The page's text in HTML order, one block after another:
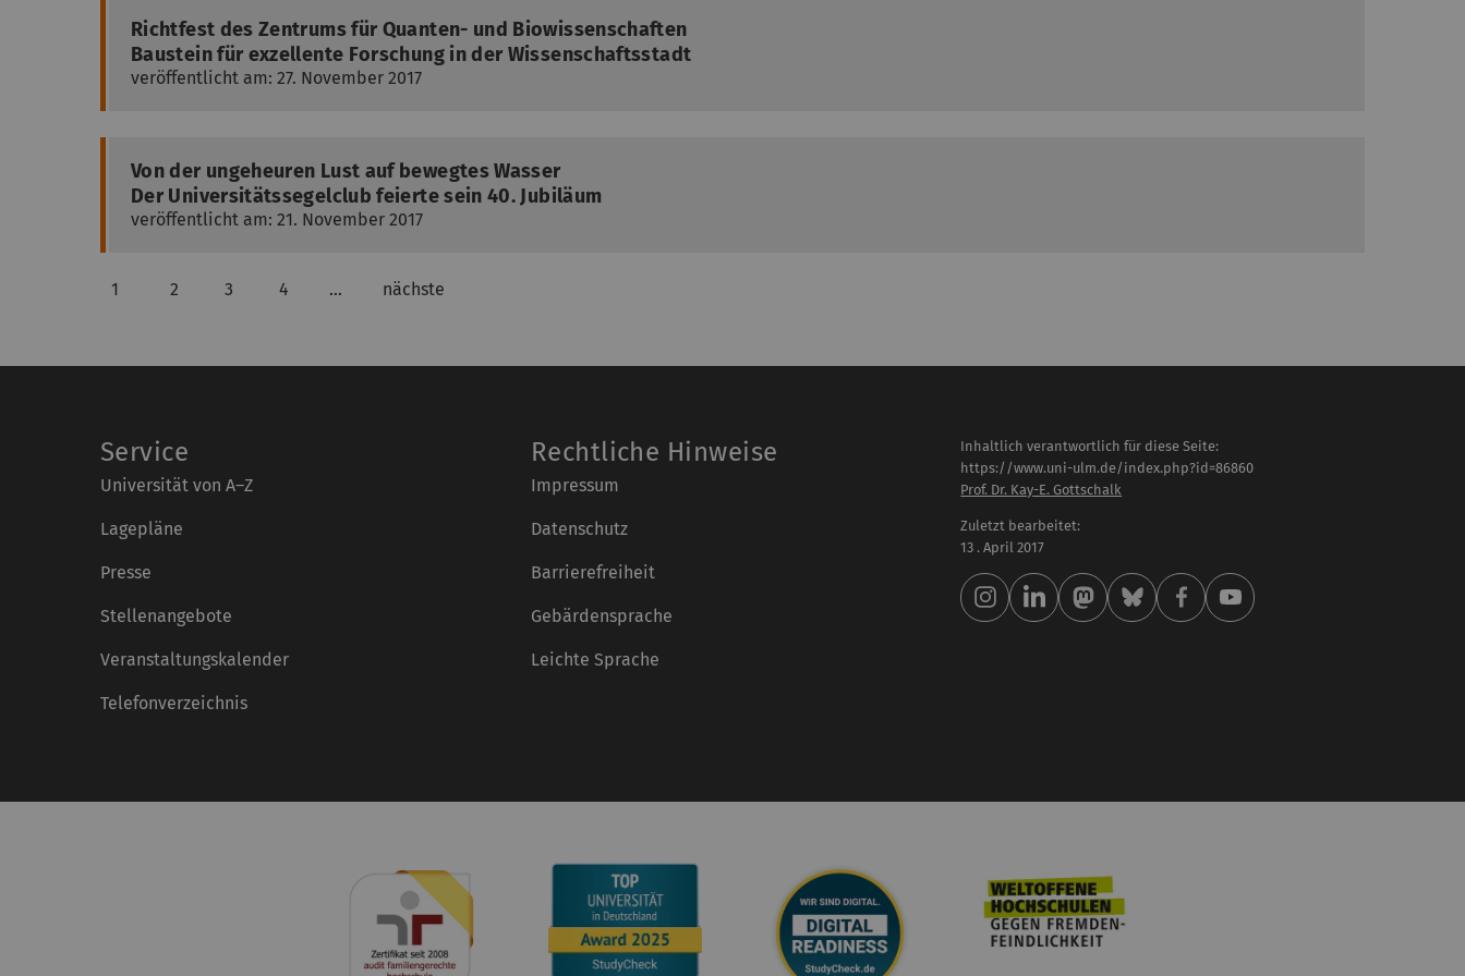
Richtfest des Zentrums für Quanten- und Biowissenschaften
Baustein für exzellente Forschung in der Wissenschaftsstadt
veröffentlicht am: 27. November 2017
Von der ungeheuren Lust auf bewegtes Wasser
Der Universitätssegelclub feierte sein 40. Jubiläum
veröffentlicht am: 21. November 2017
1 2 3 4 … nächste
Service
Universität von A–Z
Lagepläne
Presse
Stellenangebote
Veranstaltungskalender
Telefonverzeichnis
Rechtliche Hinweise
Impressum
Datenschutz
Barrierefreiheit
Gebärdensprache
Leichte Sprache
Inhaltlich verantwortlich für diese Seite:
https://www.uni-ulm.de/index.php?id=86860
Prof. Dr. Kay-E. Gottschalk
Zuletzt bearbeitet:
13 . April 2017